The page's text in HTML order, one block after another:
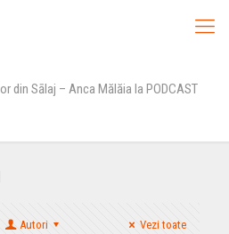
din Sālaj – Anca Mălăia la PODCAST
Autori Vezi toate